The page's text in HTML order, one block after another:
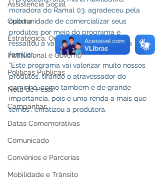
Assistência Social
Cultura
Estratégica, Orçamento e Finanças
Institucional e Governo
Políticas Públicas
Nota de Pesar
Campanhas
Datas Comemorativas
Comunicado
Convênios e Parcerias
Mobilidade e Trânsito
moradora do Ramal 03, agradeceu pela
oportunidade de comercializar seus
produtos por meio do programa e
ressaltou a valorização da agricultura
familiar.
“Este programa vai valorizar muito nossos
produtos, tirando o atravessador do
caminho, como também é de grande
importância, pois é uma renda a mais que
temos”, enfatizou a produtora.